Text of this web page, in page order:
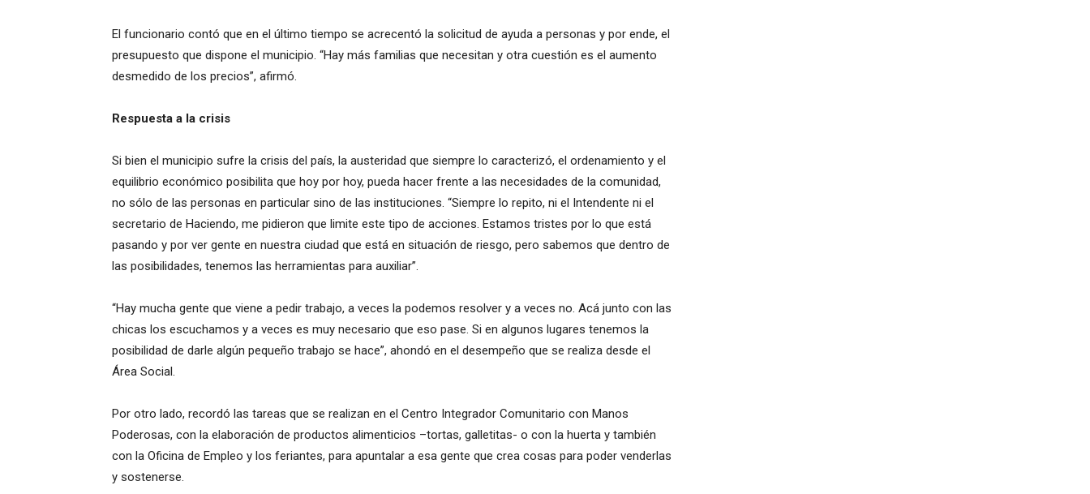
El funcionario contó que en el último tiempo se acrecentó la solicitud de ayuda a personas y por ende, el
presupuesto que dispone el municipio. “Hay más familias que necesitan y otra cuestión es el aumento
desmedido de los precios”, afirmó.
Respuesta a la crisis
Si bien el municipio sufre la crisis del país, la austeridad que siempre lo caracterizó, el ordenamiento y el
equilibrio económico posibilita que hoy por hoy, pueda hacer frente a las necesidades de la comunidad,
no sólo de las personas en particular sino de las instituciones. “Siempre lo repito, ni el Intendente ni el
secretario de Haciendo, me pidieron que limite este tipo de acciones. Estamos tristes por lo que está
pasando y por ver gente en nuestra ciudad que está en situación de riesgo, pero sabemos que dentro de
las posibilidades, tenemos las herramientas para auxiliar”.
“Hay mucha gente que viene a pedir trabajo, a veces la podemos resolver y a veces no. Acá junto con las
chicas los escuchamos y a veces es muy necesario que eso pase. Si en algunos lugares tenemos la
posibilidad de darle algún pequeño trabajo se hace”, ahondó en el desempeño que se realiza desde el
Área Social.
Por otro lado, recordó las tareas que se realizan en el Centro Integrador Comunitario con Manos
Poderosas, con la elaboración de productos alimenticios –tortas, galletitas- o con la huerta y también
con la Oficina de Empleo y los feriantes, para apuntalar a esa gente que crea cosas para poder venderlas
y sostenerse.